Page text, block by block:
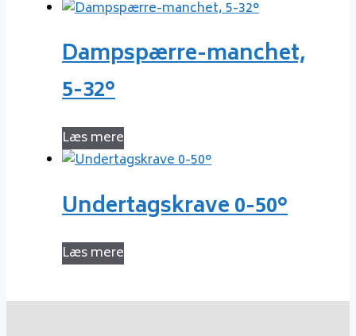
Dampspærre-manchet,
5-32°
Læs mere
Undertagskrave 0-50°
Læs mere